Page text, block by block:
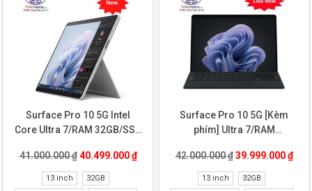
Surface Pro 10 5G Intel
Core Ultra 7/RAM 32GB/SSD
41.000.000₫ Giá gốc là: 41.000.000 ₫.
40.499.000₫Giá hiện tại là: 40.499.000 ₫.
13 inch
32GB
Surface Pro 10 5G [Kèm
phím] Ultra 7/RAM
42.000.000₫ Giá gốc là:
39.999.000₫Giá
13 inch
32GB